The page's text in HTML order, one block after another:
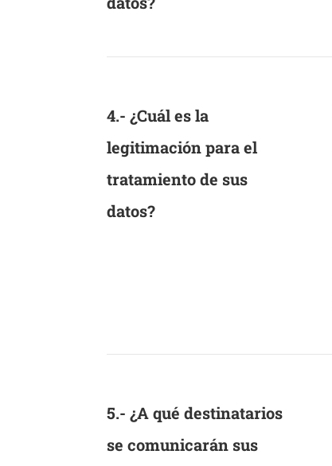
4.- ¿Cuál es la
legitimación para el
tratamiento de sus
datos?
5.- ¿A qué destinatarios
se comunicarán sus